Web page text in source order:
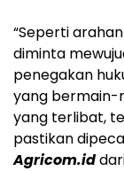
“Seperti
diminta
penegakan
yang bermain-
yang terlibat,
pastikan
Agricom.id